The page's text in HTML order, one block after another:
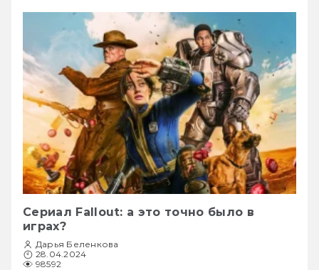
Сериал Fallout: а это точно было в
играх?
Дарья Беленкова
28.04.2024
98592